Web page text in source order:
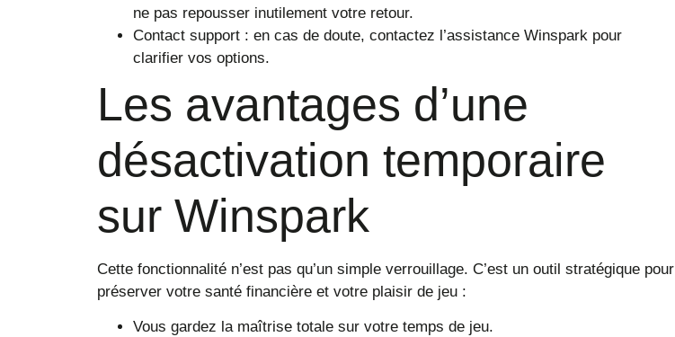
ne pas repousser inutilement votre retour.
Contact support : en cas de doute, contactez l’assistance Winspark pour
clarifier vos options.
Les avantages d’une
désactivation temporaire
sur Winspark
Cette fonctionnalité n’est pas qu’un simple verrouillage. C’est un outil stratégique pour
préserver votre santé financière et votre plaisir de jeu :
Vous gardez la maîtrise totale sur votre temps de jeu.